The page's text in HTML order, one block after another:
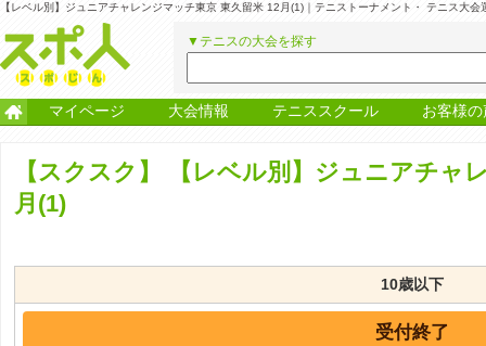
【レベル別】ジュニアチャレンジマッチ東京 東久留米 12月(1)｜テニストーナメント・ テニス大
▼テニスの大会を探す
マイページ 大会情報 テニススクール お客様の
【スクスク】
【レベル別】ジュニアチャ
月(1)
10歳以下
受付終了